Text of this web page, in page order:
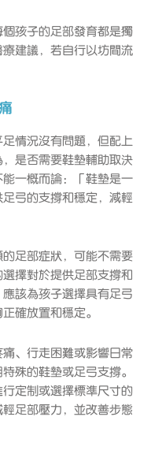
孩子的足部發育都是獨
建議，若自行以坊間流
情況沒有問題，但配上
是否需要鞋墊輔助取決
一概而論：「鞋墊是一
弓的支撐和穩定，減輕
足部症狀，可能不需要
擇對於提供足部支撐和
該為孩子選擇具有足弓
確放置和穩定。
、行走困難或影響日常
殊的鞋墊或足弓支撐。
定制或選擇標準尺寸的
足部壓力，並改善步態